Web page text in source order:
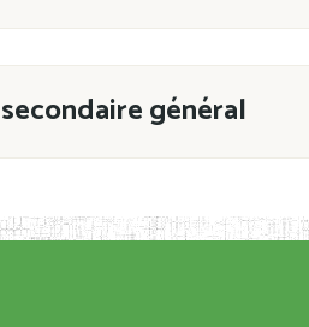
général
CAB du 21 mars 2011
immatriculés et